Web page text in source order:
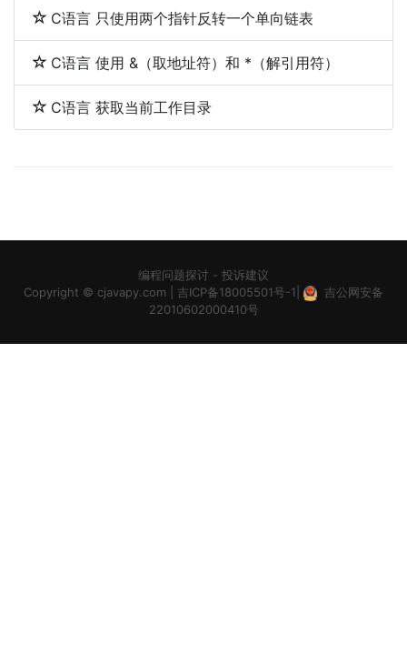
C语言 只使用两个指针反转一个单向链表
C语言 使用 &（取地址符）和 *（解引用符）
C语言 获取当前工作目录
编程问题探讨 - 投诉建议
Copyright © cjavapy.com 吉ICP备18005501号-1
吉公网安备
22010602000410号